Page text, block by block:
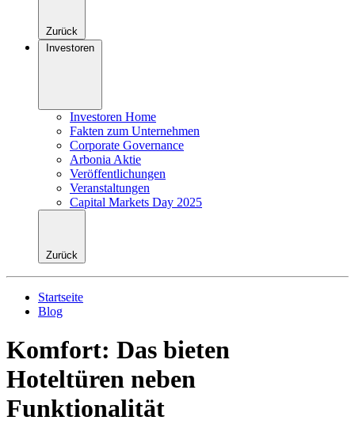
Zurück
Investoren
Investoren Home
Fakten zum Unternehmen
Corporate Governance
Arbonia Aktie
Veröffentlichungen
Veranstaltungen
Capital Markets Day 2025
Zurück
Startseite
Blog
Komfort: Das bieten
Hoteltüren neben
Funktionalität